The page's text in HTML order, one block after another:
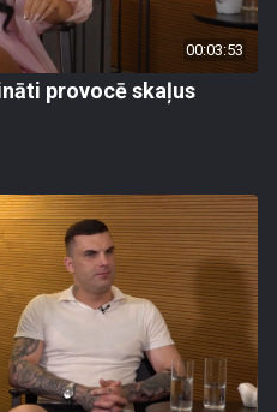
00:03:53
provocē skaļus